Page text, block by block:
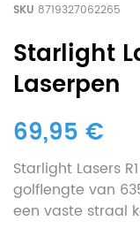
SKU 8719327062265
Starlight
Laserpen
69,95 €
Starlight Lasers
golflengte van
een vaste straal